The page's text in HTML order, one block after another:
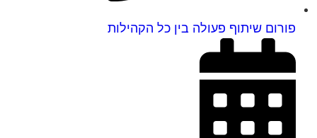
פורום שיתוף פעולה בין כל הקהילות